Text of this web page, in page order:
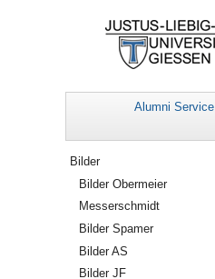
Alumni Service
Navigation
Bilder
Bilder Obermeier
Messerschmidt
Bilder Spamer
Bilder AS
Bilder JF